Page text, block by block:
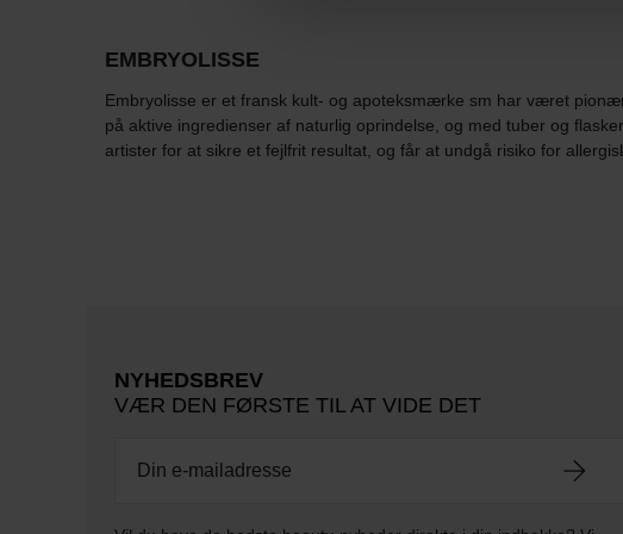
EMBRYOLISSE
Embryolisse er et fransk kult- og apoteksmærke sm har været
på aktive ingredienser af naturlig oprindelse, og med tuber og
artister for at sikre et fejlfrit resultat, og får at undgå risiko for
NYHEDSBREV
VÆR DEN FØRSTE TIL AT VIDE DET